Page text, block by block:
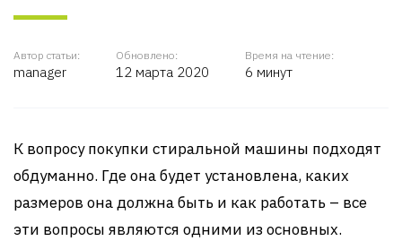
Автор статьи:
manager
Обновлено:
12 марта 2020
Время на чтение:
6 минут
К вопросу покупки стиральной машины подходят
обдуманно. Где она будет установлена, каких
размеров она должна быть и как работать – все
эти вопросы являются одними из основных.